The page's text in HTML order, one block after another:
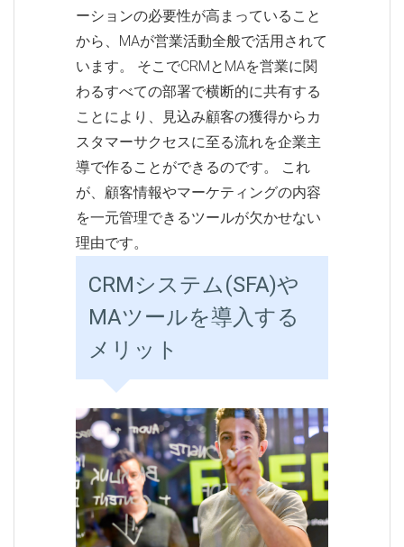
ーションの必要性が高まっていること
から、MAが営業活動全般で活用されて
います。 そこでCRMとMAを営業に関
わるすべての部署で横断的に共有する
ことにより、見込み顧客の獲得からカ
スタマーサクセスに至る流れを企業主
導で作ることができるのです。 これ
が、顧客情報やマーケティングの内容
を一元管理できるツールが欠かせない
理由です。
CRMシステム(SFA)や
MAツールを導入する
メリット